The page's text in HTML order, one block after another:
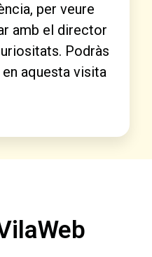
per veure
amb el director
Podràs
aquesta visita